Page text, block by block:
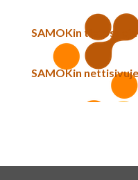
SAMOKin
SAMOKin